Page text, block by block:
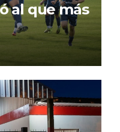
al que más